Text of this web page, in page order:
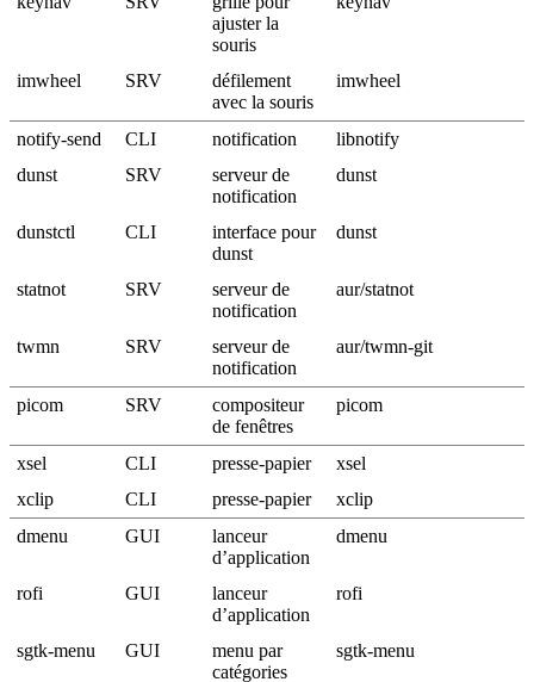
ajuster la
souris
imwheel SRV
défilement
avec la souris
imwheel
notify-send CLI notification
libnotify
dunst
SRV
serveur de
notification
dunst
dunstctl CLI
interface pour
dunst
dunst
statnot SRV
serveur de
notification
aur/statnot
twmn SRV
serveur de
notification
aur/twmn-git
picom SRV
compositeur
de fenêtres
picom
xsel CLI presse-papier
xsel
xclip
CLI presse-papier
xclip
dmenu
GUI
lanceur
d’application
dmenu
rofi GUI
lanceur
d’application
rofi
sgtk-menu GUI
menu par
catégories
sgtk-menu